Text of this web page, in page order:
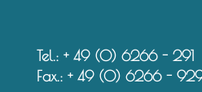
Tel.: + 49 (0) 6266 - 291
Fax.: + 49 (0) 6266 -